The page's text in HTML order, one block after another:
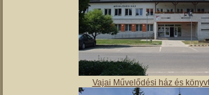
Tavirózsa Óvoda